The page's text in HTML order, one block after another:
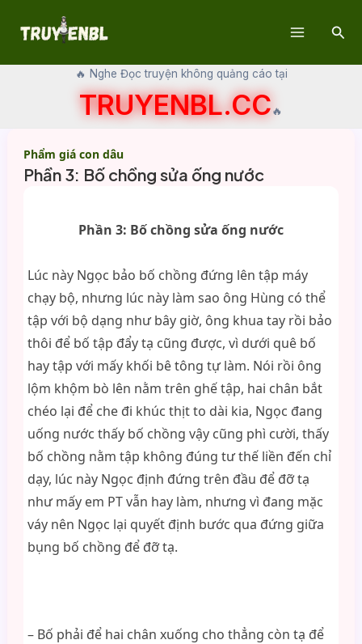
🔥 Nghe Đọc truyện không quảng cáo tại
TRUYENBL.CC🔥
Phẩm giá con dâu
Phần 3: Bố chồng sửa ống nước
Phần 3: Bố chồng sửa ống nước
Lúc này Ngọc bảo bố chồng đứng lên tập máy
chạy bộ, nhưng lúc này làm sao ông Hùng có thể
tập với bộ dạng như bây giờ, ông khua tay rồi bảo
thôi để bố tập đẩy tạ cũng được, vì dưới quê bố
hay tập với mấy khối bê tông tự làm. Nói rồi ông
lộm khộm bò lên nằm trên ghế tập, hai chân bắt
chéo lại để che đi khúc thịt to dài kia, Ngọc đang
uống nước thấy bố chồng vậy cũng phì cười, thấy
bố chồng nằm tập không đúng tư thế liền đến chỉ
dạy, lúc này Ngọc định đứng trên đầu để đỡ tạ
như mấy em PT vẫn hay làm, nhưng vì đang mặc
váy nên Ngọc lại quyết định bước qua đứng giữa
bụng bố chồng để đỡ tạ.
– Bố phải để hai chân xuống cho thẳng còn tạ để